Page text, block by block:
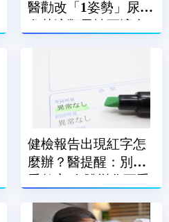
醫勸改「1姿勢」尿尿
尤其這類男性更適合
健檢報告出現紅字怎
麼辦？醫提醒：別只
看數字 身體變化更重